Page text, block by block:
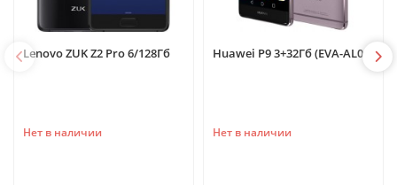
Lenovo ZUK Z2 Pro 6/128Гб
Нет в наличии
Huawei P9 3+32Гб (EVA-AL00)
Нет в наличии